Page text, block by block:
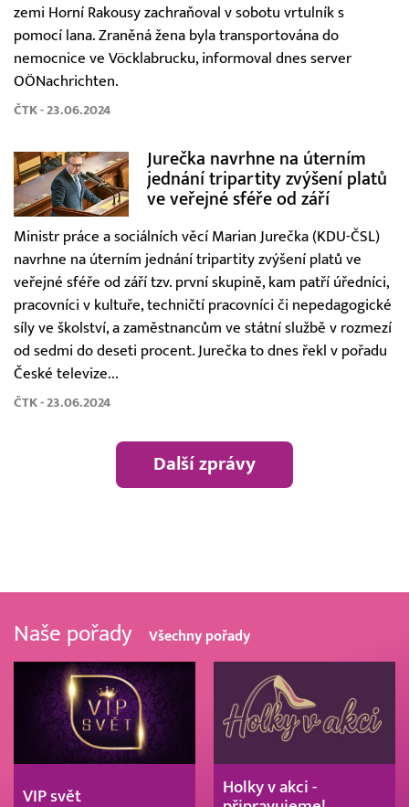
zemi Horní Rakousy zachraňoval v sobotu vrtulník s
pomocí lana. Zraněná žena byla transportována do
nemocnice ve Vöcklabrucku, informoval dnes server
OÖNachrichten.
ČTK - 23.06.2024
Jurečka navrhne na úterním
jednání tripartity zvýšení platů
ve veřejné sféře od září
Ministr práce a sociálních věcí Marian Jurečka (KDU-ČSL)
navrhne na úterním jednání tripartity zvýšení platů ve
veřejné sféře od září tzv. první skupině, kam patří úředníci,
pracovníci v kultuře, techničtí pracovníci či nepedagogické
síly ve školství, a zaměstnancům ve státní službě v rozmezí
od sedmi do deseti procent. Jurečka to dnes řekl v pořadu
České televize...
ČTK - 23.06.2024
Další zprávy
Naše pořady Všechny pořady
VIP svět
Holky v akci -